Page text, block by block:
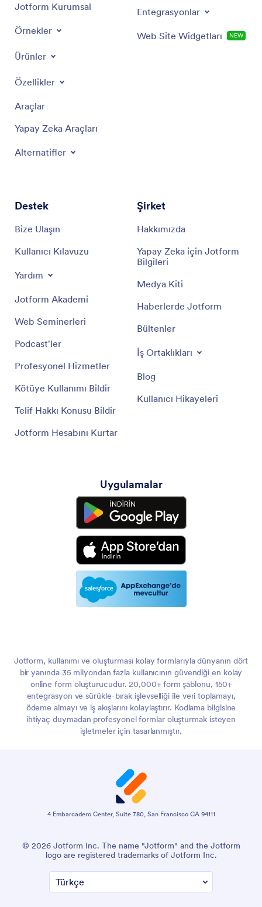
Jotform Kurumsal
Örnekler
Ürünler
Özellikler
Araçlar
Yapay Zeka Araçları
Alternatifler
Entegrasyonlar
Web Site Widgetları NEW
Destek
Bize Ulaşın
Kullanıcı Kılavuzu
Yardım
Jotform Akademi
Web Seminerleri
Podcast'ler
Profesyonel Hizmetler
Kötüye Kullanımı Bildir
Telif Hakkı Konusu Bildir
Jotform Hesabını Kurtar
Şirket
Hakkımızda
Yapay Zeka için Jotform
Bilgileri
Medya Kiti
Haberlerde Jotform
Bültenler
İş Ortaklıkları
Blog
Kullanıcı Hikayeleri
Uygulamalar
Jotform, kullanımı ve oluşturması kolay formlarıyla dünyanın dört
bir yanında 35 milyondan fazla kullanıcının güvendiği en kolay
online form oluşturucudur. 20,000+ form şablonu, 150+
entegrasyon ve sürükle-bırak işlevselliği ile veri toplamayı,
ödeme almayı ve iş akışlarını kolaylaştırır. Kodlama bilgisine
ihtiyaç duymadan profesyonel formlar oluşturmak isteyen
işletmeler için tasarlanmıştır.
4 Embarcadero Center, Suite 780, San Francisco CA 94111
© 2026 Jotform Inc. The name "Jotform" and the Jotform
logo are registered trademarks of Jotform Inc.